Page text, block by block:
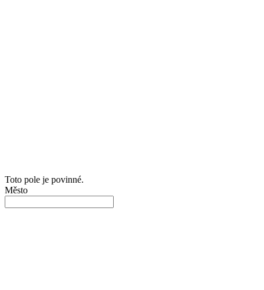
Toto pole je povinné.
Město